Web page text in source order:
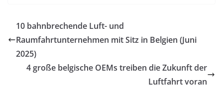
10 bahnbrechende Luft- und
Raumfahrtunternehmen mit Sitz in Belgien (Juni
2025)
4 große belgische OEMs treiben die Zukunft der
Luftfahrt voran